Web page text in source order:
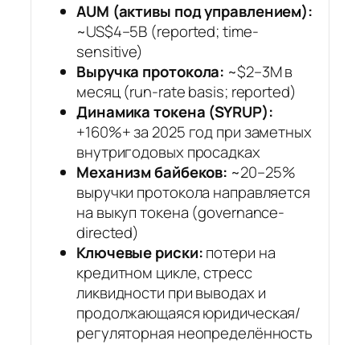
AUM (активы под управлением):
~US$4–5B (reported; time-
sensitive)
Выручка протокола: ~$2–3M в
месяц (run-rate basis; reported)
Динамика токена (SYRUP):
+160%+ за 2025 год при заметных
внутригoдовых просадках
Механизм байбеков: ~20–25%
выручки протокола направляется
на выкуп токена (governance-
directed)
Ключевые риски:потери на
кредитном цикле, стресс
ликвидности при выводах и
продолжающаяся юридическая/
регуляторная неопределённость